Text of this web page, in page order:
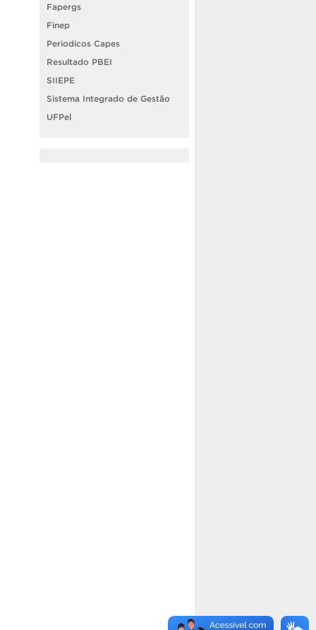
Fapergs
Finep
Periodicos Capes
Resultado PBEI
SIIEPE
Sistema Integrado de Gestão
UFPel